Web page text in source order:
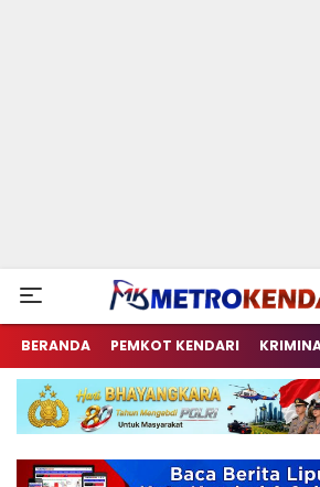
metrokendari
Berita Terkini Sulawesi
BERANDA PEMKOT KENDARI